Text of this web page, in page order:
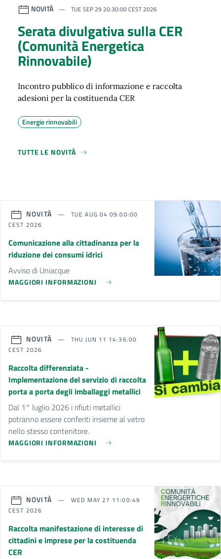
NOVITÀ TUE SEP 29 20:30:00 CEST 2026
Serata divulgativa sulla CER
(Comunità Energetica
Rinnovabile)
Incontro pubblico di informazione e raccolta
adesioni per la costituenda CER
Energie rinnovabili
TUTTE LE NOVITÀ
NOVITÀ
TUE AUG 04 09:00:00
CEST 2026
Comunicazione alla cittadinanza per la
riduzione dei consumi idrici
Avviso di Uniacque
MAGGIORI INFORMAZIONI
NOVITÀ
THU JUN 11 14:36:00
CEST 2026
Raccolta differenziata -
Implementazione del servizio di raccolta
porta a porta degli imballaggi metallici
Dal 1° luglio 2026 i rifiuti metallici
potranno essere conferiti insieme al vetro
nello stesso contenitore.
MAGGIORI INFORMAZIONI
NOVITÀ
WED MAY 27 11:00:49
CEST 2026
Raccolta manifestazione di interesse di
cittadini e imprese per la costituenda
CER